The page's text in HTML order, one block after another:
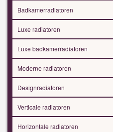
Badkamerradiatoren
Luxe radiatoren
Luxe badkamerradiatoren
Moderne radiatoren
Designradiatoren
Verticale radiatoren
Horizontale radiatoren